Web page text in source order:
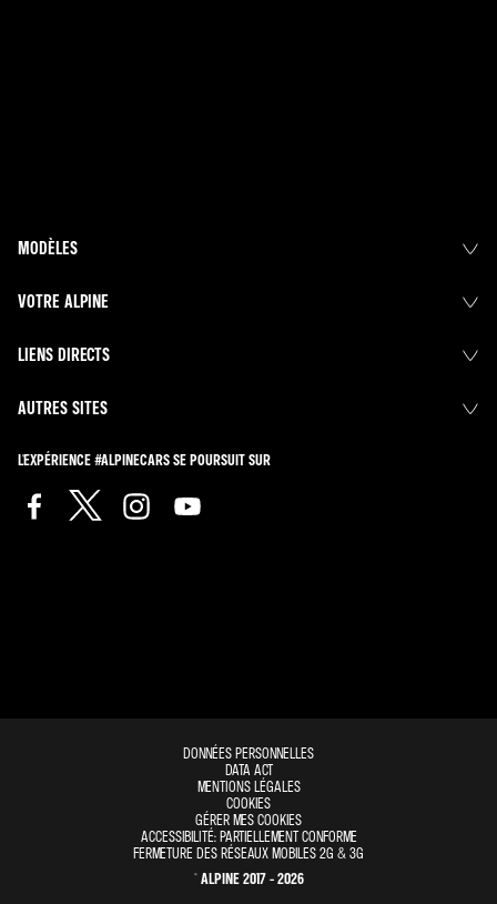
MODÈLES
VOTRE ALPINE
LIENS DIRECTS
AUTRES SITES
L'EXPÉRIENCE #ALPINECARS SE POURSUIT SUR
DONNÉES PERSONNELLES
DATA ACT
MENTIONS LÉGALES
COOKIES
GÉRER MES COOKIES
ACCESSIBILITÉ: PARTIELLEMENT CONFORME
FERMETURE DES RÉSEAUX MOBILES 2G & 3G
© ALPINE 2017 - 2026